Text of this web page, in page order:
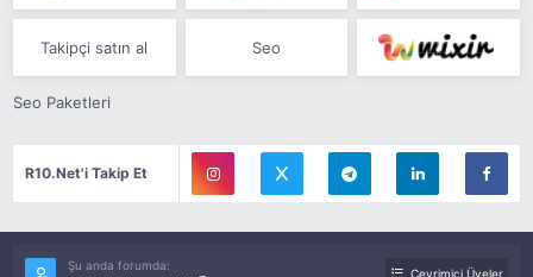
Takipçi satın al Seo
Seo Paketleri
R10.Net'i Takip Et
Şu anda forumda:
Çevrimiçi Üyeler